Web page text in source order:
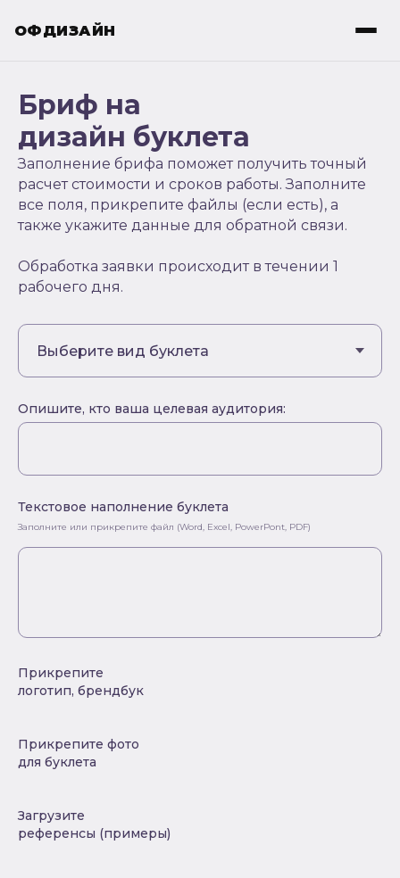
ОФДИЗАЙН
Бриф на
дизайн буклета
Заполнение брифа поможет получить точный
расчет стоимости и сроков работы. Заполните
все поля, прикрепите файлы (если есть), а
также укажите данные для обратной связи.
Обработка заявки происходит в течении 1
рабочего дня.
Опишите, кто ваша целевая аудитория:
Текстовое наполнение буклета
Заполните или прикрепите файл (Word, Excel, PowerPont, PDF)
Прикрепите
логотип, брендбук
Прикрепите фото
для буклета
Загрузите
референсы (примеры)